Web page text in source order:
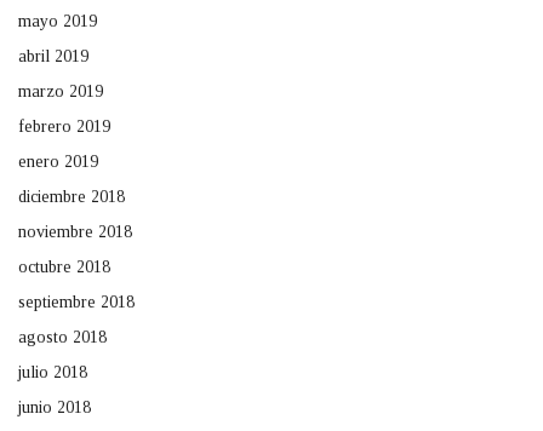
mayo 2019
abril 2019
marzo 2019
febrero 2019
enero 2019
diciembre 2018
noviembre 2018
octubre 2018
septiembre 2018
agosto 2018
julio 2018
junio 2018